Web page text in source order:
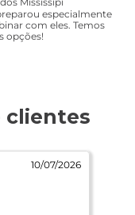
especialmente
com eles. Temos
opções!
10/07/2026